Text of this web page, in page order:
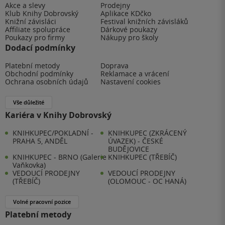
hlubokou dynamiku. Udo Graf: Archetypální zloduch. Na
rozdíl od bratří Krispisových, jejichž lži pramení z
traumatu, Udo lže pro zisk, moc a přežití. Je to bezcitný
manipulátor, který vás přivádí k naprosté zuřivosti.
Ztělesňuje zlo, které dokáže snadno proklouznout
spravedlnosti tím, že prostě změní svou identitu. Rád bych
se zastavil ještě u jedné postavy, ačkoliv není tou hlavní. Je
jí dědeček Lazar. Představuje přesně ten typ moudrého
muže, který své hluboké životní zkušenosti s láskou
předává dalším generacím. V knize fungoval jako taková
celém příběhu nedostal mnohem více prostoru, protože
jeho vliv na utváření dětského vnímání světa byl nesmírně
důležitý. Plusy a mínusy Plusy: Historické zasazení: Výběr
řecké Saloniky je osvěžující. Většina literatury o holocaustu
se zaměřuje na Polsko nebo Německo a zničení obrovské,
čtenářů novým a mrazivým objevem. Personifikace
Pravdy: Vypravěč dodává knize filozofickou hloubku a
Akce a slevy
Prodejny
Klub Knihy Dobrovský
Aplikace KDčko
Knižní závisláci
Festival knižních závisláků
Affiliate spolupráce
Dárkové poukazy
Poukazy pro firmy
Nákupy pro školy
Dodací podmínky
Platební metody
Doprava
Obchodní podmínky
Reklamace a vrácení
Ochrana osobních údajů
Nastavení cookies
Vše důležité
Kariéra v Knihy Dobrovský
KNIHKUPEC/POKLADNÍ -
PRAHA 5, ANDĚL
KNIHKUPEC (ZKRÁCENÝ
ÚVAZEK) - ČESKÉ
BUDĚJOVICE
KNIHKUPEC - BRNO (Galerie
Vaňkovka)
KNIHKUPEC (TŘEBÍČ)
VEDOUCÍ PRODEJNY
(TŘEBÍČ)
VEDOUCÍ PRODEJNY
(OLOMOUC - OC HANÁ)
Volné pracovní pozice
Platební metody